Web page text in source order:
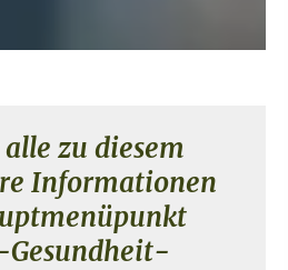
zu diesem
Informationen